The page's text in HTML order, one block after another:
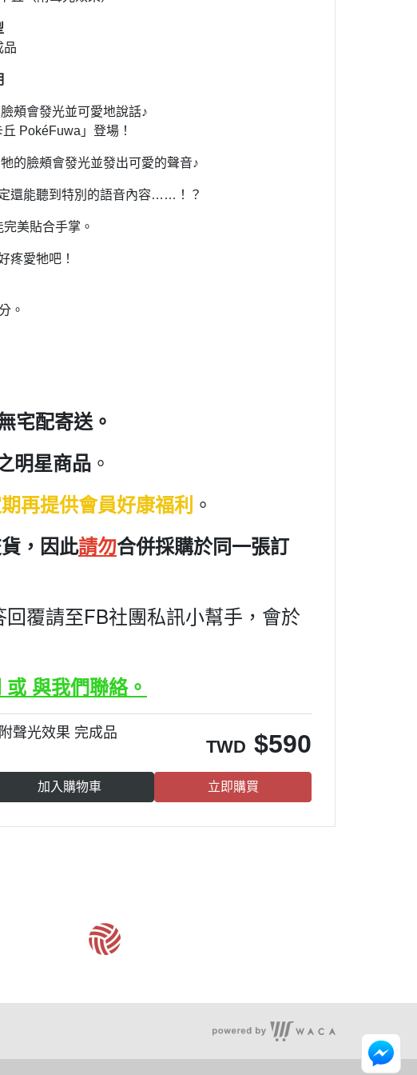
品
頰會發光並可愛地說話♪
PokéFuwa」登場！
的臉頰會發光並發出可愛的聲音♪
還能聽到特別的語音內容……！？
美貼合手掌。
疼愛牠吧！
。
宅配寄送。
明星商品 。
再提供會員好康福利 。
，因此請勿合併採購於同一張訂
回覆請至FB社團私訊小幫手，會於
與我們聯絡。
聲光效果 完成品
TWD $590
加入購物車 立即購買